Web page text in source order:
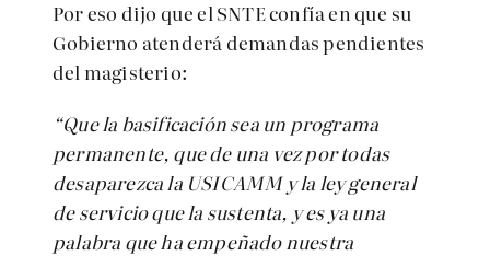
Por eso dijo que el SNTE confía en que su
Gobierno atenderá demandas pendientes
del magisterio:
“Que la basificación sea un programa
permanente, que de una vez por todas
desaparezca la USICAMM y la ley general
de servicio que la sustenta, y es ya una
palabra que ha empeñado nuestra